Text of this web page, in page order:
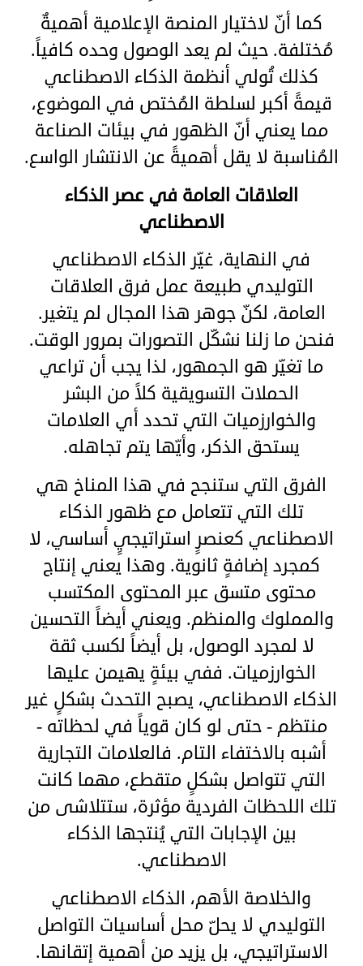
كما أنّ لاختيار المنصة الإعلامية أهميةٌ
مُختلفة. حيث لم يعد الوصول وحده كافياً.
كذلك تُولي أنظمة الذكاء الاصطناعي
قيمةً أكبر لسلطة المُختص في الموضوع،
مما يعني أنّ الظهور في بيئات الصناعة
المُناسبة لا يقل أهميةً عن الانتشار الواسع.
العلاقات العامة في عصر الذكاء
الاصطناعي
في النهاية، غيّر الذكاء الاصطناعي
التوليدي طبيعة عمل فرق العلاقات
العامة، لكنّ جوهر هذا المجال لم يتغير.
فنحن ما زلنا نشكّل التصورات بمرور الوقت.
ما تغيّر هو الجمهور، لذا يجب أن تراعي
الحملات التسويقية كلاً من البشر
والخوارزميات التي تحدد أي العلامات
يستحق الذكر، وأيّها يتم تجاهله.
الفرق التي ستنجح في هذا المناخ هي
تلك التي تتعامل مع ظهور الذكاء
الاصطناعي كعنصرٍ استراتيجيٍ أساسي، لا
كمجرد إضافةٍ ثانوية. وهذا يعني إنتاج
محتوى متسق عبر المحتوى المكتسب
والمملوك والمنظم. ويعني أيضاً التحسين
لا لمجرد الوصول، بل أيضاً لكسب ثقة
الخوارزميات. ففي بيئةٍ يهيمن عليها
الذكاء الاصطناعي، يصبح التحدث بشكلٍ غير
منتظم - حتى لو كان قوياً في لحظاته -
أشبه بالاختفاء التام. فالعلامات التجارية
التي تتواصل بشكلٍ متقطع، مهما كانت
تلك اللحظات الفردية مؤثرة، ستتلاشى من
بين الإجابات التي يُنتجها الذكاء
الاصطناعي.
والخلاصة الأهم، الذكاء الاصطناعي
التوليدي لا يحلّ محل أساسيات التواصل
الاستراتيجي، بل يزيد من أهمية إتقانها.